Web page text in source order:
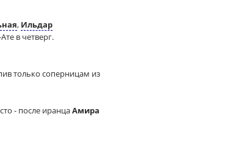
, Ильдар
в четверг.
только соперницам из
- после иранцаАмира